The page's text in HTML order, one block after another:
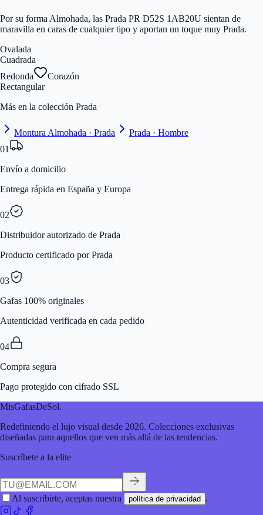
Por su forma Almohada, las Prada PR D52S 1AB20U sientan de
maravilla en caras de cualquier tipo y aportan un toque muy Prada.
Ovalada
Cuadrada
Redonda
Corazón
Rectangular
Más en la colección Prada
Montura Almohada · Prada
Prada · Hombre
01
Envío a domicilio
Entrega rápida en España y Europa
02
Distribuidor autorizado de Prada
Producto certificado por Prada
03
Gafas 100% originales
Autenticidad verificada en cada pedido
04
Compra segura
Pago protegido con cifrado SSL
MisGafasDeSol.
Redefiniendo el lujo visual desde 2026. Colecciones exclusivas
diseñadas para aquellos que ven más allá de las tendencias.
Suscríbete a la elite
Al suscribirte, aceptas nuestra política de privacidad .